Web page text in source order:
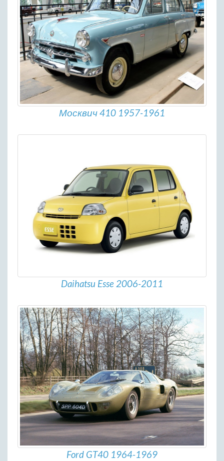
Москвич 410 1957-1961
Daihatsu Esse 2006-2011
Ford GT40 1964-1969